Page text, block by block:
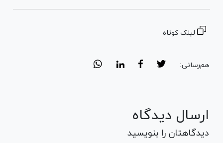
لینک کوتاه
هم‌رسانی:
ارسال دیدگاه
دیدگاهتان را بنویسید